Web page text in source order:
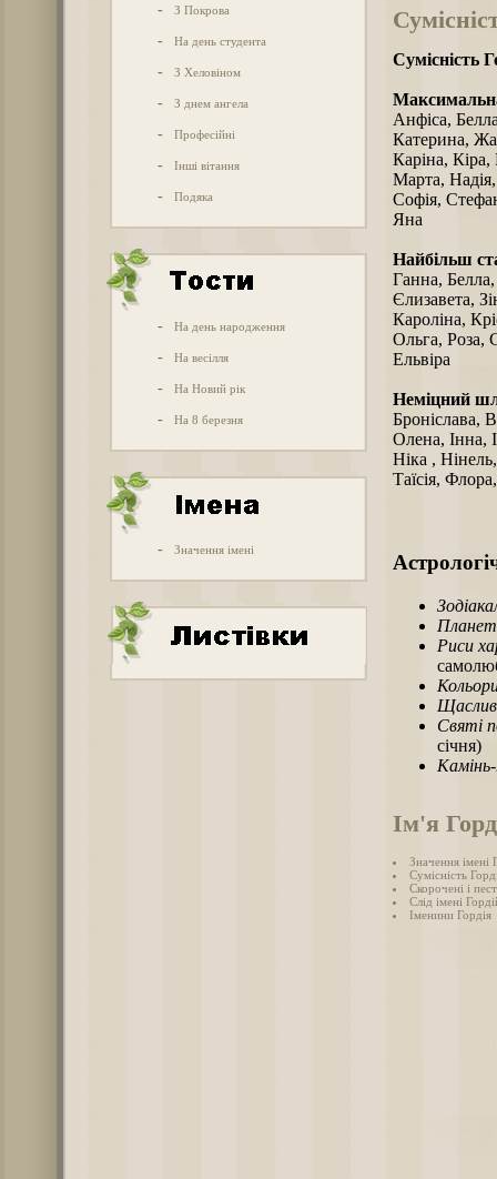
- З Покрова
- На день студента
- З Хеловіном
- З днем ангела
- Професійні
- Інші вітання
- Подяка
- На день народження
- На весілля
- На Новий рік
- На 8 березня
- Значення імені
Сумісність
Анфіса,
Катерина,
Каріна,
Марта,
Софія,
Яна
Найбільш
Ганна,
Єлизавета,
Кароліна,
Ольга, Роза,
Ельвіра
Неміцний
Броніслава,
Олена, Інна,
Ніка ,
Таїсія,
Риси
Святі
січня)
Ім'я
Значення імені
Сумісність
Скорочені і
Слід імені
Іменини Гордія